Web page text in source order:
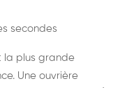
secondes
la plus grande
Une ouvrière